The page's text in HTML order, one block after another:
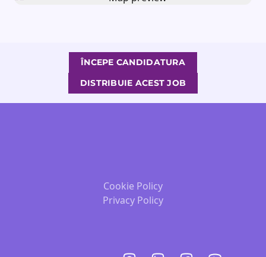
ÎNCEPE CANDIDATURA
DISTRIBUIE ACEST JOB
Cookie Policy
Privacy Policy